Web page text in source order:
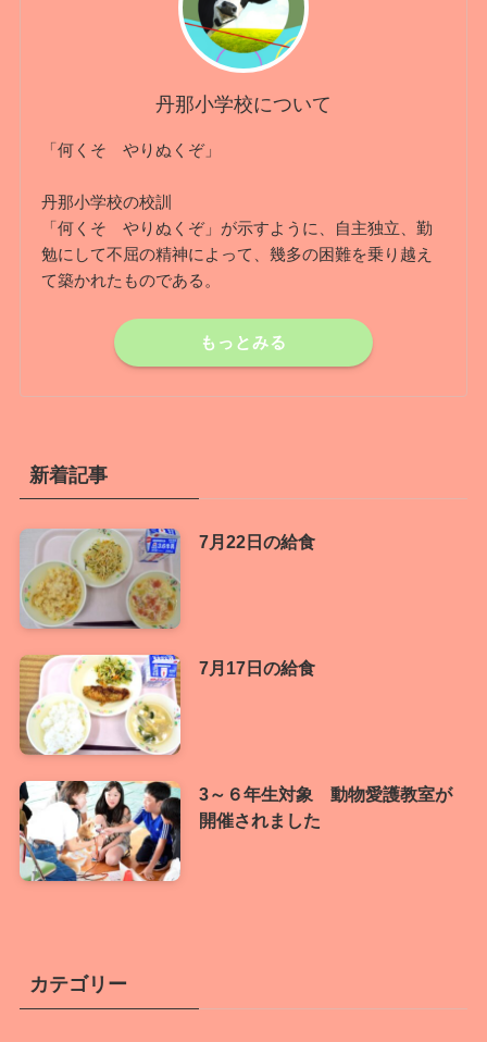
丹那小学校について
「何くそ やりぬくぞ」
丹那小学校の校訓
「何くそ やりぬくぞ」が示すように、自主独立、勤
勉にして不屈の精神によって、幾多の困難を乗り越え
て築かれたものである。
もっとみる
新着記事
7月22日の給食
7月17日の給食
3～６年生対象 動物愛護教室が
開催されました
カテゴリー